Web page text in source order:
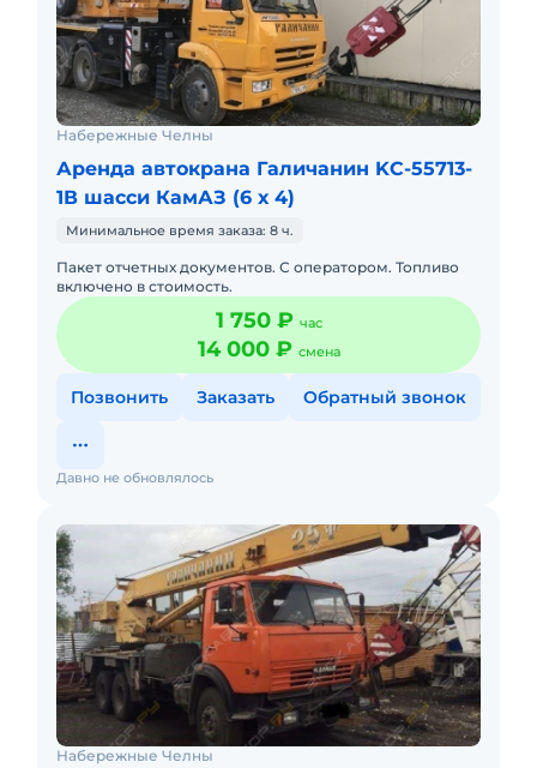
Набережные Челны
Аренда автокрана Галичанин KC-55713-
1В шасси КамАЗ (6 х 4)
Минимальное время заказа: 8 ч.
Пакет отчетных документов. С оператором. Топливо
включено в стоимость.
1 750 ₽ час
14 000 ₽ смена
Позвонить Заказать Обратный звонок
Давно не обновлялось
Набережные Челны